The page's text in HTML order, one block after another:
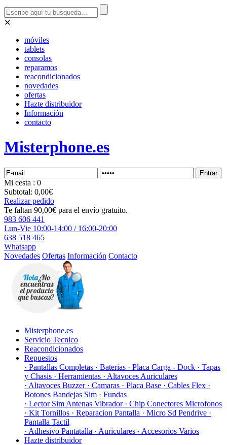
✕
móviles
tablets
consolas
reparamos
reacondicionados
novedades
ofertas
Hazte distribuidor
Información
contacto
Misterphone.es
Mi cesta : 0
Subtotal: 0,00€
Realizar pedido
Te faltan 90,00€ para el envío gratuito.
983 606 441
Lun-Vie 10:00-14:00 / 16:00-20:00
638 518 465
Whatsapp
Novedades Ofertas Información Contacto
Misterphone.es
Servicio Tecnico
Reacondicionados
Repuestos
· Pantallas Completas · Baterias · Placa Carga - Dock · Tapas
y Chasis · Herramientas · Altavoces Auriculares
· Altavoces Buzzer · Camaras · Placa Base · Cables Flex ·
Botones Bandejas Sim · Fundas
· Lector Sim Antenas Vibrador · Chip Conectores Microfonos
· Kit Tornillos · Reparacion Pantalla · Micro Sd Pendrive ·
Pantalla Tactil
· Adhesivo Pantatalla · Auriculares · Accesorios Varios
Hazte distribuidor